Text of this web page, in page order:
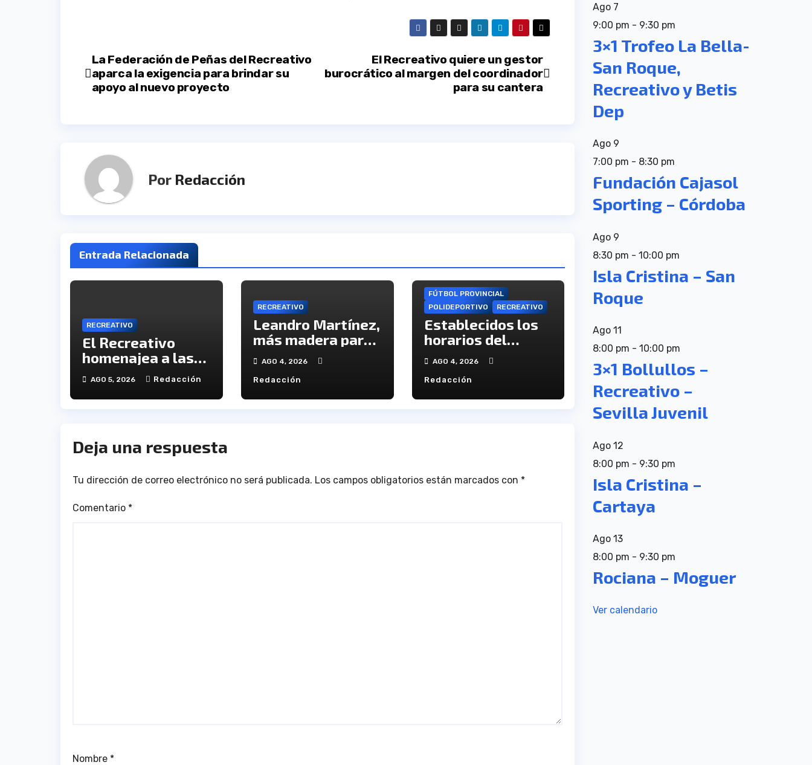
Navegación
de
El Recreativo quiere un gestor
burocrático al margen del coordinador
para su cantera
La Federación de Peñas del Recreativo
aparca la exigencia para brindar su
apoyo al nuevo proyecto
Por Redacción
Entrada Relacionada
RECREATIVO
El Recreativo
homenajea a las
víctimas del 20-D
en el XX
aniversario de la
AGO 5, 2026 Redacción
RECREATIVO
Leandro Martínez,
más madera para
el ataque del
Decano
AGO 4, 2026
Redacción
FÚTBOL PROVINCIAL
POLIDEPORTIVO
RECREATIVO
Establecidos los
horarios del
Trofeo La Bella de
este viernes
AGO 4, 2026
Redacción
Deja una respuesta
Tu dirección de correo electrónico no será publicada. Los campos obligatorios están marcados con *
Comentario *
Nombre *
Ago 7
9:00 pm - 9:30 pm
3×1 Trofeo La Bella-
San Roque,
Recreativo y Betis
Dep
Ago 9
7:00 pm - 8:30 pm
Fundación Cajasol
Sporting – Córdoba
Ago 9
8:30 pm - 10:00 pm
Isla Cristina – San
Roque
Ago 11
8:00 pm - 10:00 pm
3×1 Bollullos –
Recreativo –
Sevilla Juvenil
Ago 12
8:00 pm - 9:30 pm
Isla Cristina –
Cartaya
Ago 13
8:00 pm - 9:30 pm
Rociana – Moguer
Ver calendario